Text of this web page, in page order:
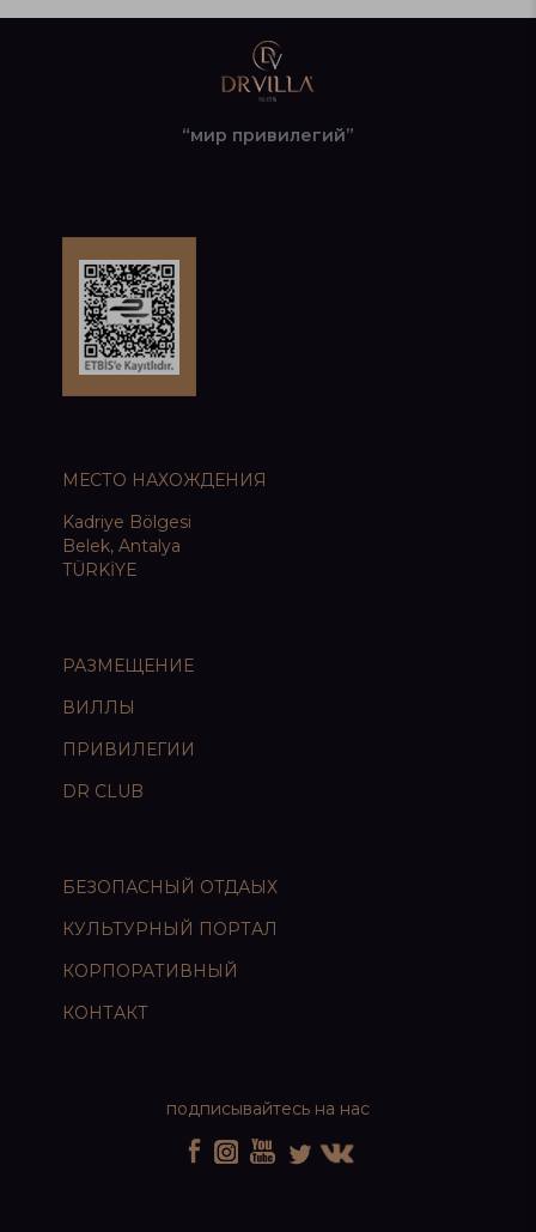
“мир привилегий”
МЕСТО НАХОЖДЕНИЯ
Kadriye Bölgesi
Belek, Antalya
TÜRKİYE
РАЗМЕЩЕНИЕ
ВИЛЛЫ
ПРИВИЛЕГИИ
DR CLUB
БЕЗОПАСНЫЙ ОТДАЫХ
КУЛЬТУРНЫЙ ПОРТАЛ
КОРПОРАТИВНЫЙ
КОНТАКТ
подписывайтесь на нас